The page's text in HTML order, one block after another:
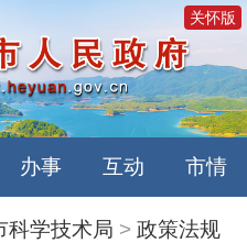
关怀版
办事 互动 市情
科学技术局 >政策法规